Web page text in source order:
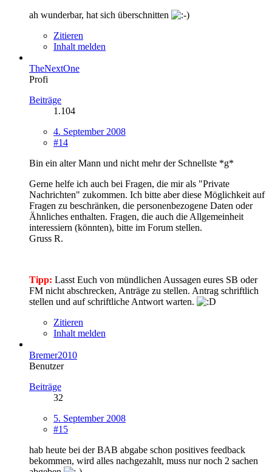
ah wunderbar, hat sich überschnitten
Zitieren
Inhalt melden
TheNextOne
Profi
Beiträge
1.104
4. September 2008
#14
Bin ein alter Mann und nicht mehr der Schnellste *g*
Gerne helfe ich auch bei Fragen, die mir als "Private
Nachrichten" zukommen. Ich bitte aber diese Möglichkeit auf
Fragen zu beschränken, die personenbezogene Daten oder
Ähnliches enthalten. Fragen, die auch die Allgemeinheit
interessiern (könnten), bitte im Forum stellen.
Gruss R.
Tipp: Lasst Euch von mündlichen Aussagen eures SB oder
FM nicht abschrecken, Anträge zu stellen. Antrag schriftlich
stellen und auf schriftliche Antwort warten.
Zitieren
Inhalt melden
Bremer2010
Benutzer
Beiträge
32
5. September 2008
#15
hab heute bei der BAB abgabe schon positives feedback
bekommen, wird alles nachgezahlt, muss nur noch 2 sachen